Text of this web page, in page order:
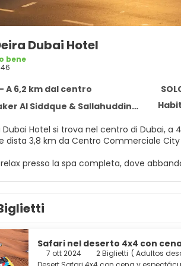
Dubai Hotel
bene
A 6,2 km dal centro
Siddque & Sallahuddin Road, Dubai 234344
Hotel si trova nel centro di Dubai, a 4
dista 3,8 km da Centro Commerciale City
presso la spa completa, dove
delle 216 camere con stile
piuma e biancheria in cotone egiziano
restare in contatto con il mondo, mentre
di combinazione doccia/vasca,
Safari nel deserto 4x4 con
7 ott 2024 2 Biglietti ( Adultos